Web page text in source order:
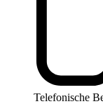
Telefonische